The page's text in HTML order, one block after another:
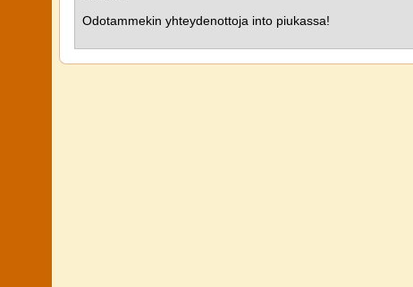
Odotammekin yhteydenottoja into piukassa!